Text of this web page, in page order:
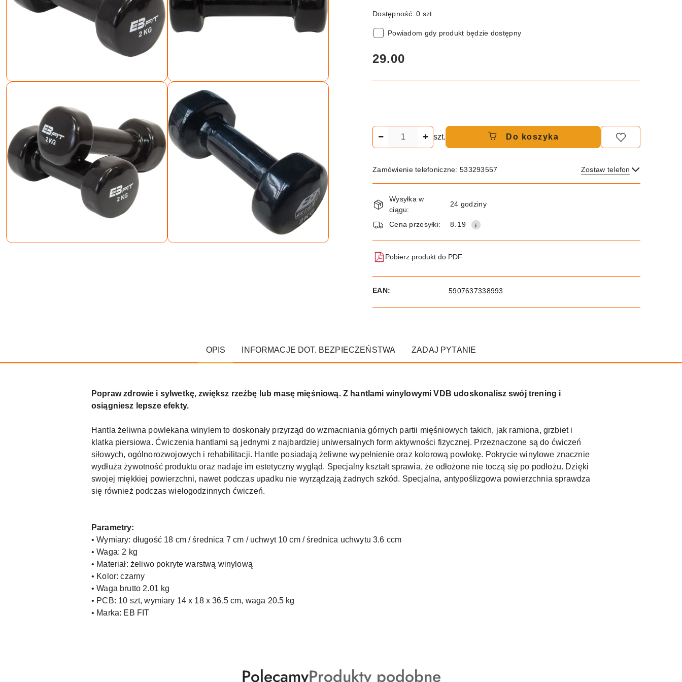
Dostępność:0 szt.
Powiadom gdy produkt będzie dostępny
cena:
29.00
szt. Do koszyka
Zamówienie telefoniczne: 533293557 Zostaw telefon
Wyślij
Dostępność
i
dostawa
Wysyłka w
ciągu:
24 godziny
Cena przesyłki: 8.19
Pobierz produkt do PDF
EAN: 5907637338993
OPIS INFORMACJE DOT. BEZPIECZEŃSTWA ZADAJ PYTANIE
Popraw zdrowie i sylwetkę, zwiększ rzeźbę lub masę mięśniową. Z hantlami winylowymi VDB udoskonalisz swój trening i
osiągniesz lepsze efekty.
Hantla żeliwna powlekana winylem to doskonały przyrząd do wzmacniania górnych partii mięśniowych takich, jak ramiona, grzbiet i
klatka piersiowa. Ćwiczenia hantlami są jednymi z najbardziej uniwersalnych form aktywności fizycznej. Przeznaczone są do ćwiczeń
siłowych, ogólnorozwojowych i rehabilitacji. Hantle posiadają żeliwne wypełnienie oraz kolorową powłokę. Pokrycie winylowe znacznie
wydłuża żywotność produktu oraz nadaje im estetyczny wygląd. Specjalny kształt sprawia, że odłożone nie toczą się po podłożu. Dzięki
swojej miękkiej powierzchni, nawet podczas upadku nie wyrządzają żadnych szkód. Specjalna, antypoślizgowa powierzchnia sprawdza
się również podczas wielogodzinnych ćwiczeń.
Parametry:
• Wymiary: długość 18 cm / średnica 7 cm / uchwyt 10 cm / średnica uchwytu 3.6 ccm
• Waga: 2 kg
• Materiał: żeliwo pokryte warstwą winylową
• Kolor: czarny
• Waga brutto 2.01 kg
• PCB: 10 szt, wymiary 14 x 18 x 36,5 cm, waga 20.5 kg
• Marka: EB FIT
Produkty
PolecamyProdukty
Produkty podobne